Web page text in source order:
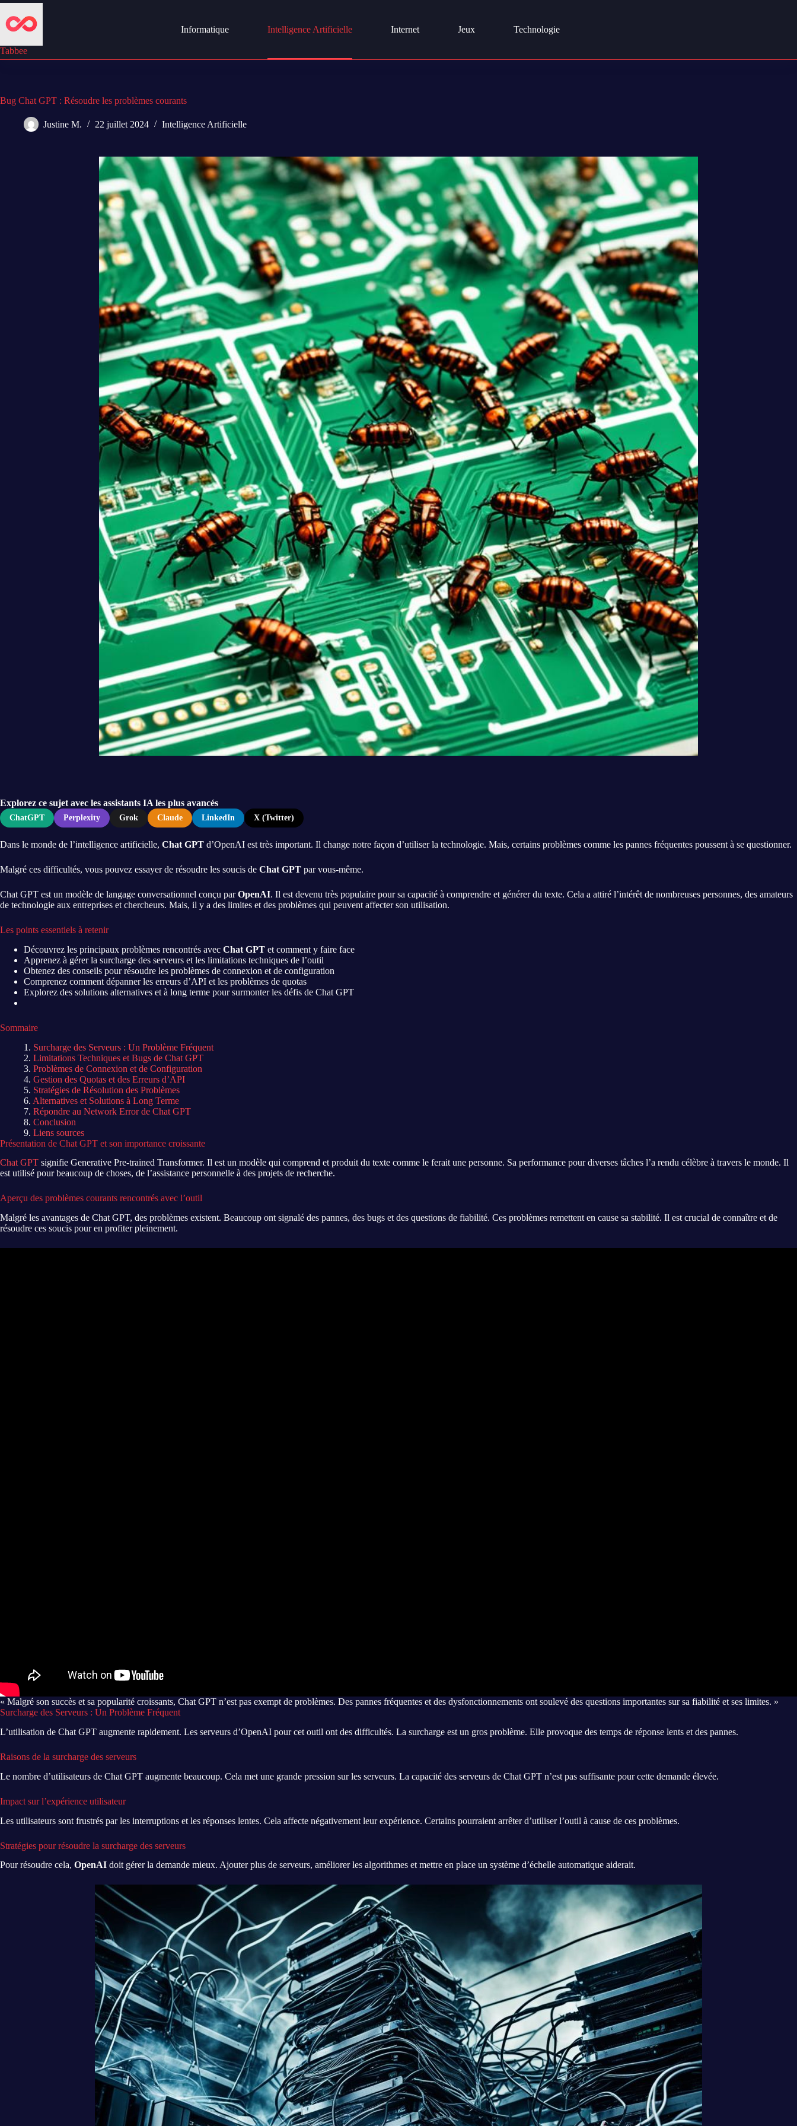
Passer
contenu
Tabbee
Informatique Intelligence Artificielle Internet Jeux Technologie
Bug Chat GPT : Résoudre les problèmes courants
Justine M. 22 juillet 2024 Intelligence Artificielle
Explorez ce sujet avec les assistants IA les plus avancés
ChatGPT Perplexity Grok Claude LinkedIn X (Twitter)
Dans le monde de l’intelligence artificielle, Chat GPT d’OpenAI est très important. Il change notre façon d’utiliser la technologie. Mais, certains problèmes comme les pannes fréquentes poussent à se questionner.
Malgré ces difficultés, vous pouvez essayer de résoudre les soucis de Chat GPT par vous-même.
Chat GPT est un modèle de langage conversationnel conçu parOpenAI. Il est devenu très populaire pour sa capacité à comprendre et générer du texte. Cela a attiré l’intérêt de nombreuses personnes, des amateurs
de technologie aux entreprises et chercheurs. Mais, il y a des limites et des problèmes qui peuvent affecter son utilisation.
Les points essentiels à retenir
Découvrez les principaux problèmes rencontrés avec Chat GPT et comment y faire face
Apprenez à gérer la surcharge des serveurs et les limitations techniques de l’outil
Obtenez des conseils pour résoudre les problèmes de connexion et de configuration
Comprenez comment dépanner les erreurs d’API et les problèmes de quotas
Explorez des solutions alternatives et à long terme pour surmonter les défis de Chat GPT
Sommaire
Surcharge des Serveurs : Un Problème Fréquent
Limitations Techniques et Bugs de Chat GPT
Problèmes de Connexion et de Configuration
Gestion des Quotas et des Erreurs d’API
Stratégies de Résolution des Problèmes
Alternatives et Solutions à Long Terme
Répondre au Network Error de Chat GPT
Conclusion
Liens sources
Présentation de Chat GPT et son importance croissante
Chat GPT signifie Generative Pre-trained Transformer. Il est un modèle qui comprend et produit du texte comme le ferait une personne. Sa performance pour diverses tâches l’a rendu célèbre à travers le monde. Il
est utilisé pour beaucoup de choses, de l’assistance personnelle à des projets de recherche.
Aperçu des problèmes courants rencontrés avec l’outil
Malgré les avantages de Chat GPT, des problèmes existent. Beaucoup ont signalé des pannes, des bugs et des questions de fiabilité. Ces problèmes remettent en cause sa stabilité. Il est crucial de connaître et de
résoudre ces soucis pour en profiter pleinement.
« Malgré son succès et sa popularité croissants, Chat GPT n’est pas exempt de problèmes. Des pannes fréquentes et des dysfonctionnements ont soulevé des questions importantes sur sa fiabilité et ses limites. »
Surcharge des Serveurs : Un Problème Fréquent
L’utilisation de Chat GPT augmente rapidement. Les serveurs d’OpenAI pour cet outil ont des difficultés. La surcharge est un gros problème. Elle provoque des temps de réponse lents et des pannes.
Raisons de la surcharge des serveurs
Le nombre d’utilisateurs de Chat GPT augmente beaucoup. Cela met une grande pression sur les serveurs. La capacité des serveurs de Chat GPT n’est pas suffisante pour cette demande élevée.
Impact sur l’expérience utilisateur
Les utilisateurs sont frustrés par les interruptions et les réponses lentes. Cela affecte négativement leur expérience. Certains pourraient arrêter d’utiliser l’outil à cause de ces problèmes.
Stratégies pour résoudre la surcharge des serveurs
Pour résoudre cela, OpenAI doit gérer la demande mieux. Ajouter plus de serveurs, améliorer les algorithmes et mettre en place un système d’échelle automatique aiderait.